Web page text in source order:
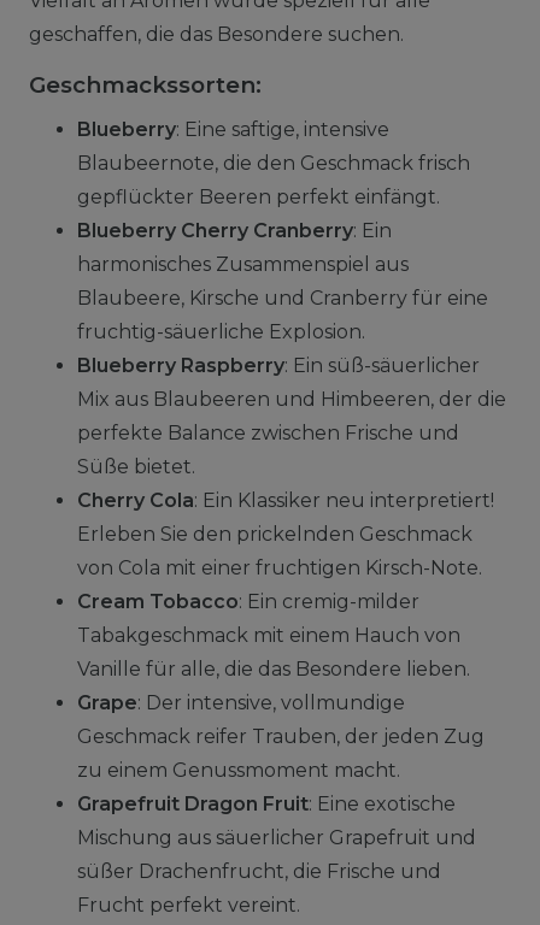
geschaffen, die das Besondere suchen.
Geschmackssorten:
Blueberry: Eine saftige, intensive
Blaubeernote, die den Geschmack frisch
gepflückter Beeren perfekt einfängt.
Blueberry Cherry Cranberry: Ein
harmonisches Zusammenspiel aus
Blaubeere, Kirsche und Cranberry für eine
fruchtig-säuerliche Explosion.
Blueberry Raspberry: Ein süß-säuerlicher
Mix aus Blaubeeren und Himbeeren, der die
perfekte Balance zwischen Frische und
Süße bietet.
Cherry Cola: Ein Klassiker neu interpretiert!
Erleben Sie den prickelnden Geschmack
von Cola mit einer fruchtigen Kirsch-Note.
Cream Tobacco: Ein cremig-milder
Tabakgeschmack mit einem Hauch von
Vanille für alle, die das Besondere lieben.
Grape: Der intensive, vollmundige
Geschmack reifer Trauben, der jeden Zug
zu einem Genussmoment macht.
Grapefruit Dragon Fruit: Eine exotische
Mischung aus säuerlicher Grapefruit und
süßer Drachenfrucht, die Frische und
Frucht perfekt vereint.